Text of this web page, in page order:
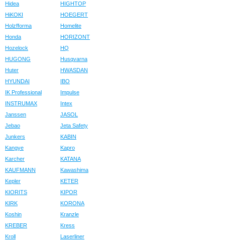
Hidea
HIGHTOP
HiKOKI
HOEGERT
Holzfforma
Homelite
Honda
HORIZONT
Hozelock
HQ
HUGONG
Husqvarna
Huter
HWASDAN
HYUNDAI
IBO
IK Professional
Impulse
INSTRUMAX
Intex
Janssen
JASOL
Jebao
Jeta Safety
Junkers
KABIN
Kangye
Kapro
Karcher
KATANA
KAUFMANN
Kawashima
Kepler
KETER
KIORITS
KIPOR
KIRK
KORONA
Koshin
Kranzle
KREBER
Kress
Kroll
Laserliner